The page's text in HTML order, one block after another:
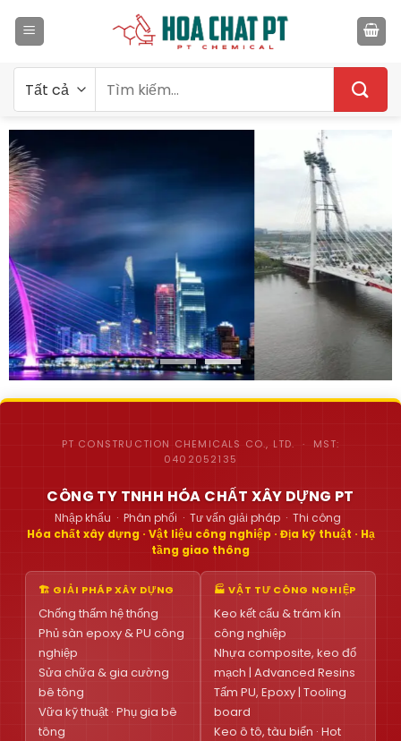
qua
kiếm:
PT CONSTRUCTION CHEMICALS CO., LTD. · MST:
0402052135
CÔNG TY TNHH HÓA CHẤT XÂY DỰNG PT
Nhập khẩu · Phân phối · Tư vấn giải pháp · Thi công
Hóa chất xây dựng · Vật liệu công nghiệp · Địa kỹ thuật · Hạ
tầng giao thông
🏗 GIẢI PHÁP XÂY DỰNG
Chống thấm hệ thống
Phủ sàn epoxy & PU công
nghiệp
Sửa chữa & gia cường
bê tông
Vữa kỹ thuật · Phụ gia bê
tông
🏭 VẬT TƯ CÔNG NGHIỆP
Keo kết cấu & trám kín
công nghiệp
Nhựa composite, keo đổ
mạch | Advanced Resins
Tấm PU, Epoxy | Tooling
board
Keo ô tô, tàu biển · Hot